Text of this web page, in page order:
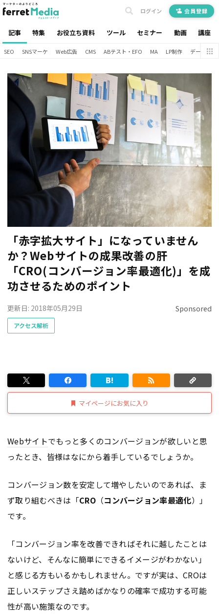
記事 特集 お役立ち資料 ツール セミナー 動画 講座
ログイン 会員登録
SEO SNSマーケ Web広告 CMS ABテスト・EFO MA LP制作 データ分析
「赤字拡大サイト」になっていません
か？Webサイトの成果改善の肝
「CRO(コンバージョン率最適化)」を成
功させるためのポイント
Sponsored
更新日: 2018年05月29日
アクセス解析
マイページにお気に入り
Webサイトでもっと多くのコンバージョンが欲しいと思
ったとき、皆様はなにから着手しているでしょうか。
コンバージョン数を安定して増やしたいのであれば、ま
ず取り組むべきは「CRO（コンバージョン率最適化）」
です。
「コンバージョン率を改善できればそれに越したことは
ないけど、そんなに簡単にできるイメージがわかない」
と感じる方もいるかもしれません。ですが実は、CROは
正しいステップさえ踏めばかなりの確率で成功する可能
性が高い施策なのです。